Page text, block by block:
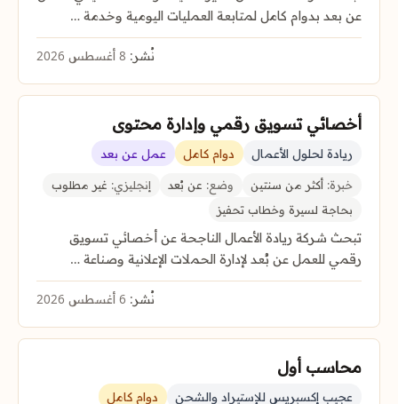
عن بعد بدوام كامل لمتابعة العمليات اليومية وخدمة …
نُشر:
أخصائي تسويق رقمي وإدارة محتوى
ريادة لحلول الأعمال دوام كامل عمل عن بعد
خبرة: أكثر من سنتين وضع: عن بُعد إنجليزي: غير مطلوب
بحاجة لسيرة وخطاب تحفيز
تبحث شركة ريادة الأعمال الناجحة عن أخصائي تسويق
رقمي للعمل عن بُعد لإدارة الحملات الإعلانية وصناعة …
نُشر:
محاسب أول
عجيب إكسبريس للإستيراد والشحن
دوام كامل